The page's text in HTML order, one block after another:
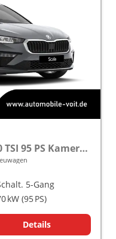
CLEVER Modelljahr 2027 1.0 TSI 95 PS Kamera PDC frei konfigurierbar!
5-Gang
kW (95 PS)
Details